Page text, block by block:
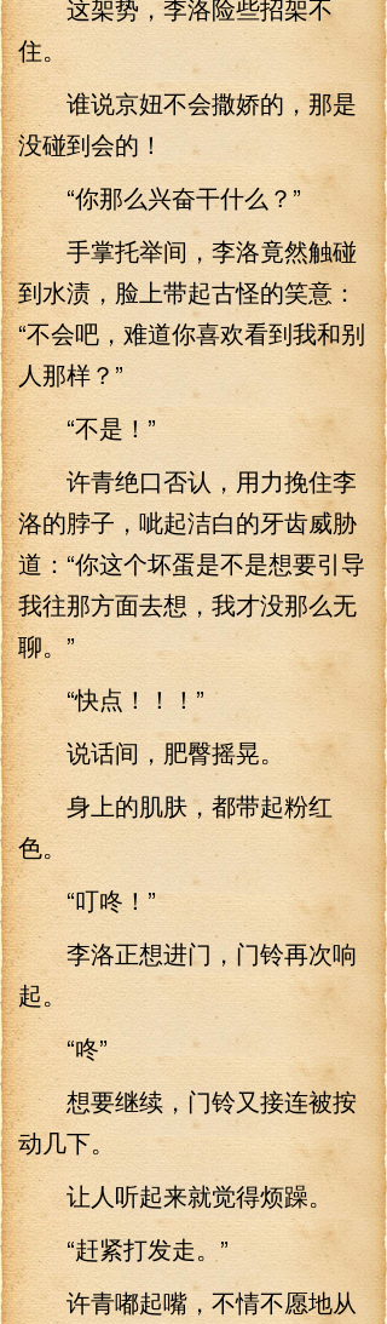
这架势，李洛险些招架不
住。
谁说京妞不会撒娇的，那是
没碰到会的！
“你那么兴奋干什么？”
手掌托举间，李洛竟然触碰
到水渍，脸上带起古怪的笑意：
“不会吧，难道你喜欢看到我和别
人那样？”
“不是！”
许青绝口否认，用力挽住李
洛的脖子，呲起洁白的牙齿威胁
道：“你这个坏蛋是不是想要引导
我往那方面去想，我才没那么无
聊。”
“快点！！！”
说话间，肥臀摇晃。
身上的肌肤，都带起粉红
色。
“叮咚！”
李洛正想进门，门铃再次响
起。
“咚”
想要继续，门铃又接连被按
动几下。
让人听起来就觉得烦躁。
“赶紧打发走。”
许青嘟起嘴，不情不愿地从